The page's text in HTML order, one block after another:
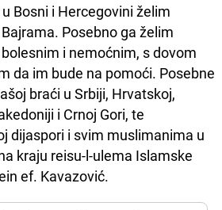
Bosni i Hercegovini želim
Posebno ga želim
i nemoćnim, s dovom
da im bude na pomoći. Posebne
braći u Srbiji, Hrvatskoj,
i Crnoj Gori, te
dijaspori i svim muslimanima u
kraju reisu-l-ulema Islamske
ef. Kavazović.